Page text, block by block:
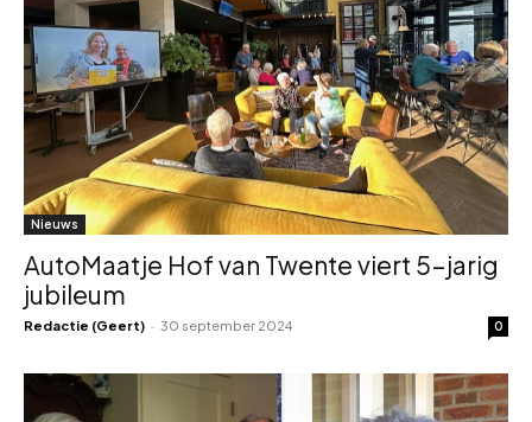
Nieuws
AutoMaatje Hof van Twente viert 5-jarig
jubileum
Redactie (Geert) - 30 september 2024 0